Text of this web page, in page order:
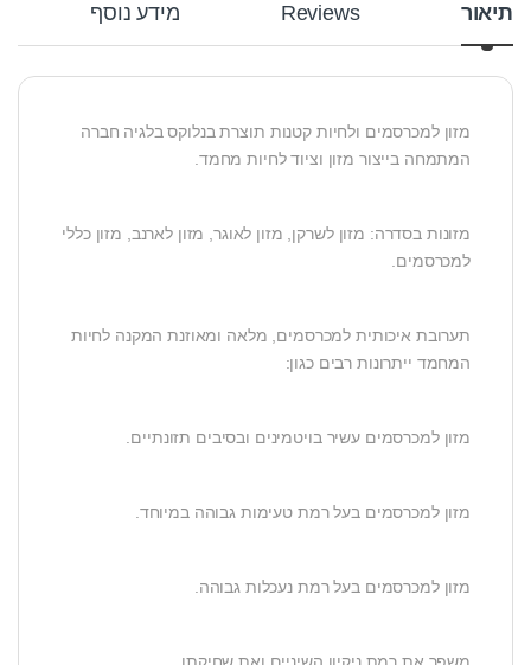
תיאור Reviews מידע נוסף
מזון למכרסמים ולחיות קטנות תוצרת בנלוקס בלגיה חברה
המתמחה בייצור מזון וציוד לחיות מחמד.
מזונות בסדרה: מזון לשרקן, מזון לאוגר, מזון לארנב, מזון כללי
למכרסמים.
תערובת איכותית למכרסמים, מלאה ומאוזנת המקנה לחיות
המחמד ייתרונות רבים כגון:
מזון למכרסמים עשיר בויטמינים ובסיבים תזונתיים.
מזון למכרסמים בעל רמת טעימות גבוהה במיוחד.
מזון למכרסמים בעל רמת נעכלות גבוהה.